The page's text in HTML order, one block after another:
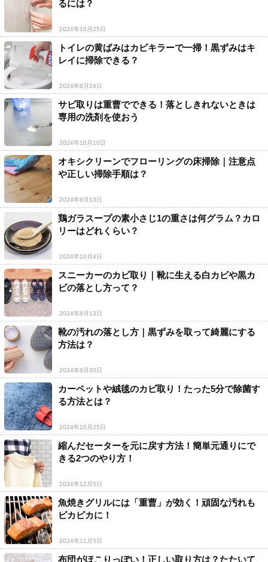
るには？
2024年10月25日
トイレの黄ばみはカビキラーで一掃！黒ずみはキ
レイに掃除できる？
2024年8月24日
サビ取りは重曹でできる！落としきれないときは
専用の洗剤を使おう
2024年10月10日
オキシクリーンでフローリングの床掃除｜注意点
や正しい掃除手順は？
2024年9月13日
鶏ガラスープの素小さじ1の重さは何グラム？カロ
リーはどれくらい？
2024年10月4日
スニーカーのカビ取り｜靴に生える白カビや黒カ
ビの落とし方って？
2024年8月13日
靴の汚れの落とし方｜黒ずみを取って綺麗にする
方法は？
2024年8月30日
カーペットや絨毯のカビ取り！たった5分で除菌す
る方法とは？
2024年10月25日
縮んだセーターを元に戻す方法！簡単元通りにで
きる2つのやり方！
2024年12月5日
魚焼きグリルには「重曹」が効く！頑固な汚れも
ピカピカに！
2024年11月5日
布団がほこりっぽい！正しい取り方は？たたいて